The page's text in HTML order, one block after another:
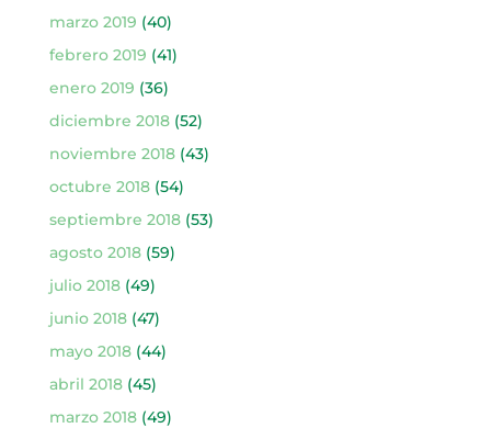
marzo 2019 (40)
febrero 2019 (41)
enero 2019 (36)
diciembre 2018(52)
noviembre 2018(43)
octubre 2018(54)
septiembre 2018(53)
agosto 2018(59)
julio 2018(49)
junio 2018(47)
mayo 2018(44)
abril 2018(45)
marzo 2018(49)